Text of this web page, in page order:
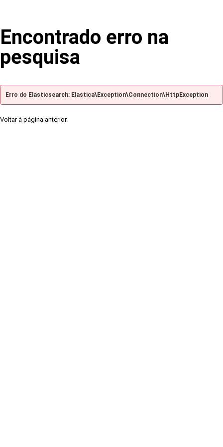
Encontrado erro na
pesquisa
Erro do Elasticsearch: Elastica\Exception\Connection\HttpException
Voltar à página anterior.